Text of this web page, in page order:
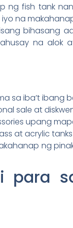
fish tank
na
bihasang
na
sa iba’t ibang
sale at
upang
at acrylic
ng
para